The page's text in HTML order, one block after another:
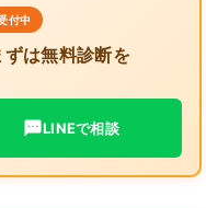
付中
は無料診断を
LINEで相談